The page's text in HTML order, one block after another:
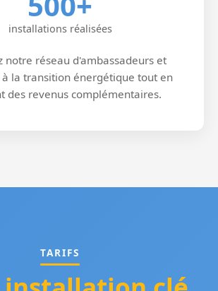
installations réalisées
notre réseau d'ambassadeurs et
à la transition énergétique tout en
des revenus complémentaires.
TARIFS